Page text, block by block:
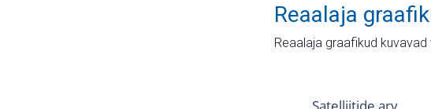
Reaalaja
Reaalaja graafikud kuvavad